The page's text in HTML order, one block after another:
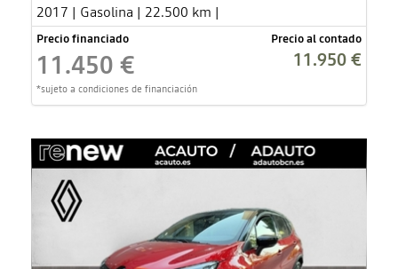
2017 | Gasolina | 22.500 km |
Precio financiado
11.450 €
*sujeto a condiciones de financiación
Precio al contado
11.950 €